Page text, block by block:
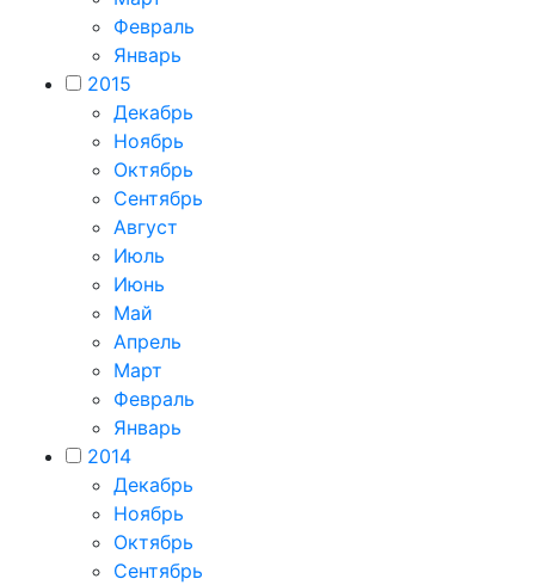
Февраль
Январь
2015
Декабрь
Ноябрь
Октябрь
Сентябрь
Август
Июль
Июнь
Май
Апрель
Март
Февраль
Январь
2014
Декабрь
Ноябрь
Октябрь
Сентябрь